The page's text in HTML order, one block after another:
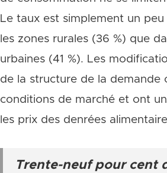
Le taux est simplement un
les zones rurales (36 %) que
urbaines (41 %). Les
de la structure de la demande
conditions de marché et ont
les prix des denrées
Trente-neuf pour cent